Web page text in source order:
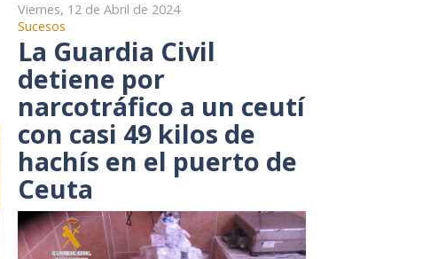
Viernes, 12 de Abril de 2024
Sucesos
La Guardia Civil
detiene por
narcotráfico a un ceutí
con casi 49 kilos de
hachís en el puerto de
Ceuta